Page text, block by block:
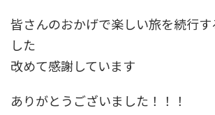
皆さんのおかげで楽しい旅を続行
した
改めて感謝しています
ありがとうございました！！！